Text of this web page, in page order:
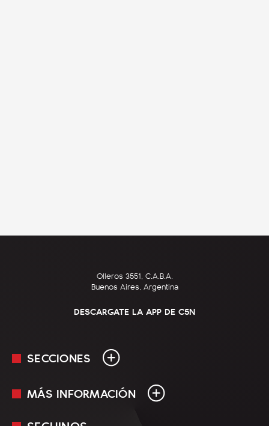
Olleros 3551, C.A.B.A.
Buenos Aires, Argentina
DESCARGATE LA APP DE C5N
SECCIONES
En Vivo
MÁS INFORMACIÓN